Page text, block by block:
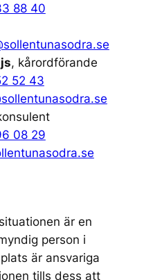
88 40
, kårordförande
52 43
08 29
är en
person i
är ansvariga
tills dess att